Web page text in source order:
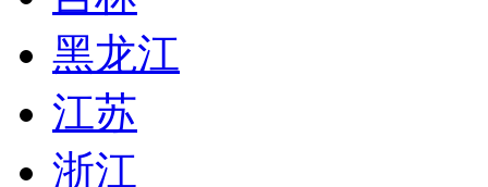
黑龙江
江苏
浙江